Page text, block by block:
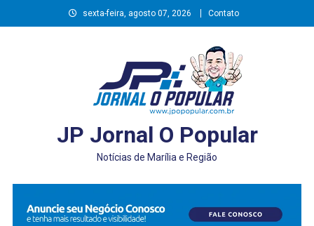
to
sexta-feira, agosto 07, 2026 Contato
JP Jornal O Popular
Notícias de Marília e Região